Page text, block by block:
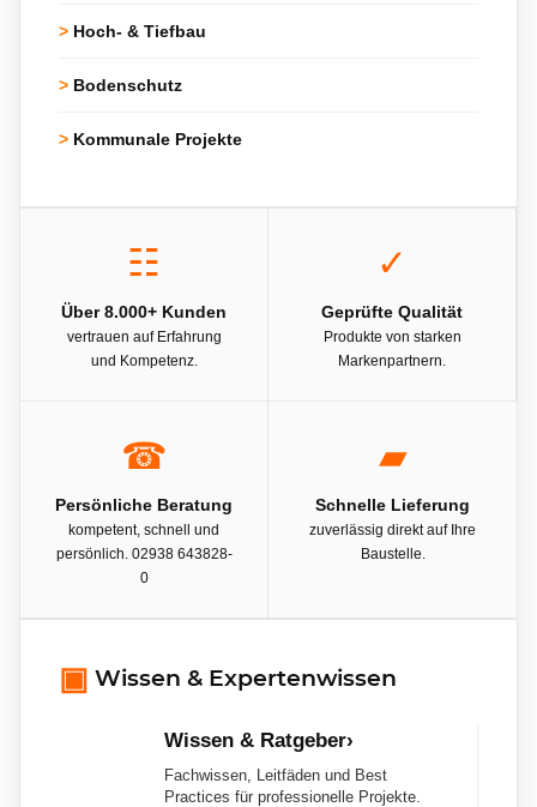
> Hoch- & Tiefbau
> Bodenschutz
> Kommunale Projekte
☷
Über 8.000+ Kunden
vertrauen auf Erfahrung
und Kompetenz.
✓
Geprüfte Qualität
Produkte von starken
Markenpartnern.
☎
Persönliche Beratung
kompetent, schnell und
persönlich. 02938 643828-
0
▰
Schnelle Lieferung
zuverlässig direkt auf Ihre
Baustelle.
▣ Wissen & Expertenwissen
Wissen & Ratgeber›
Fachwissen, Leitfäden und Best
Practices für professionelle Projekte.